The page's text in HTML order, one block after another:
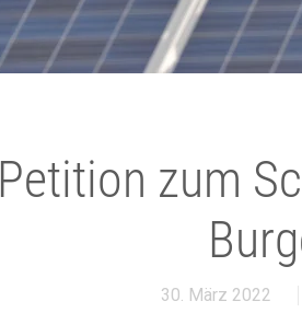
Petition zum
30. März 2022